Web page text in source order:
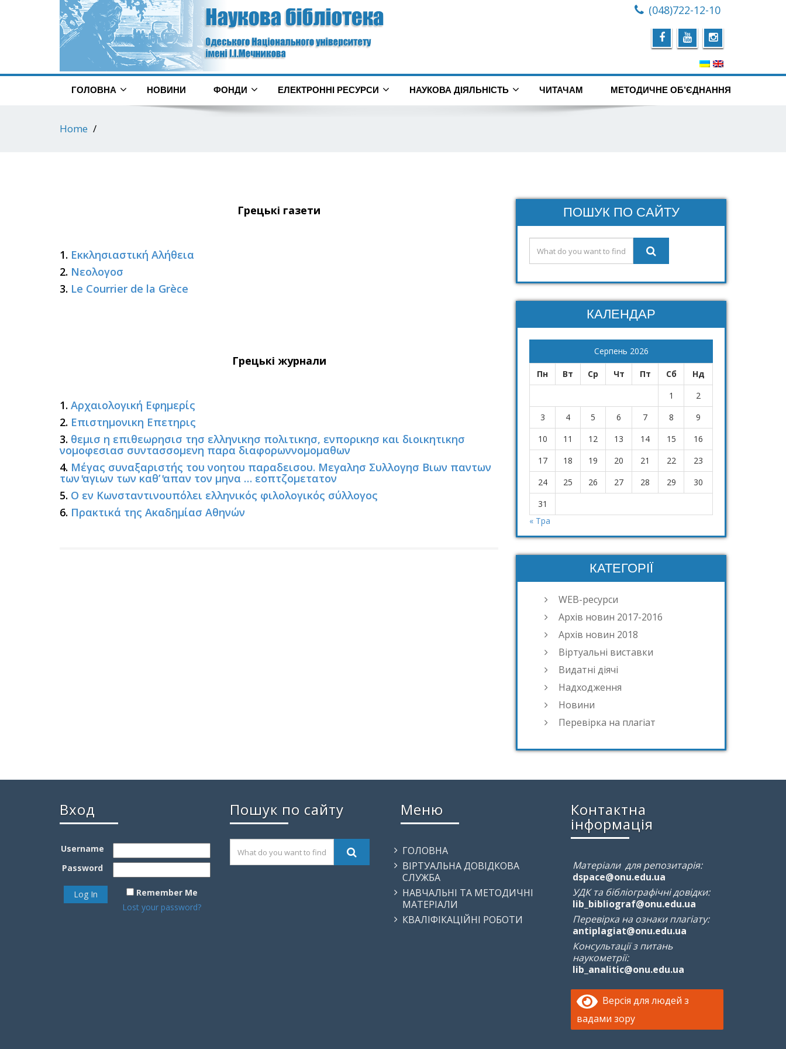
(048)722-12-10
ГОЛОВНА НОВИНИ ФОНДИ ЕЛЕКТРОННІ РЕСУРСИ НАУКОВА ДІЯЛЬНІСТЬ ЧИТАЧАМ МЕТОДИЧНЕ ОБ’ЄДНАННЯ
Home
Грецькі газети
1. Εκκλησιαστική Αλήθεια
2. Νεολογοσ
3. Le Courrier de la Grèce
Грецькі журнали
1. Αρχαιολογική Εφημερίς
2. Επιστημονικη Επετηρις
3. θεμισ η επιθεωρησισ τησ ελληνικησ πολιτικησ, ενπορικησ και διοικητικησ
νομοφεσιασ συντασσομενη παρα διαφορωννομομαθων
4. Μέγας συναξαριστής του νοητου παραδεισου. Μεγαλησ Συλλογησ Βιων παντων
των ̔αγιων των καθ’ ̔απαν τον μηνα … εοπτζομετατον
5. Ο εν Κωνσταντινουπόλει ελληνικός φιλολογικός σύλλογος
6. Πρακτικά της Ακαδημίασ Αθηνών
ПОШУК ПО САЙТУ
КАЛЕНДАР
Серпень 2026
Пн Вт Ср Чт Пт Сб
Нд
1
2
3
4 5 6 7 8
9
10
11 12 13 14 15
16
17
18 19 20 21 22
23
24
25 26 27 28 29
30
31
« Тра
КАТЕГОРІЇ
WEB-ресурси
Архів новин 2017-2016
Архів новин 2018
Віртуальні виставки
Видатні діячі
Надходження
Новини
Перевірка на плагіат
Вход
Username
Password
Remember Me
Lost your password?
Пошук по сайту Меню
ГОЛОВНА
ВІРТУАЛЬНА ДОВІДКОВА
СЛУЖБА
НАВЧАЛЬНІ ТА МЕТОДИЧНІ
МАТЕРІАЛИ
КВАЛІФІКАЦІЙНІ РОБОТИ
Контактна
інформація
Матеріали для репозитарія:
dspace@onu.edu.ua
УДК та бібліографічні довідки:
lib_bibliograf@onu.edu.ua
Перевірка на ознаки плагіату:
antiplagiat@onu.edu.ua
Консультації з питань
наукометрії:
lib_analitic@onu.edu.ua
Версія для людей з
вадами зору